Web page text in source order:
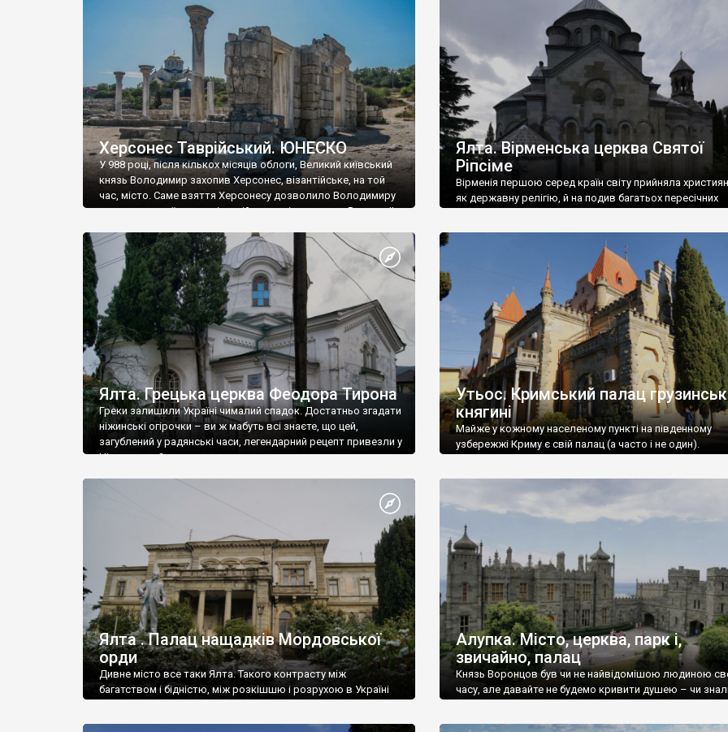
візантійської доби. Раритети викрадені з фондів об’єкту
культурної спадщини ЮНЕСКО «Херсонеса Таврійського».
Офіційно – на виставку «Золото Візантії», але експерти та
влада в Україні вважають це лише […]
називаються «повстяками» (postaki)…” “Вино. Крим
виробляє відмінне вино і його вдосталь: воно все
легке біле і дуже […]
Херсонес Таврійський. ЮНЕСКО
У 988 році, після кількох місяців облоги, Великий київський
князь Володимир захопив Херсонес, візантійське, на той
час, місто. Саме взяття Херсонесу дозволило Володимиру
диктувати свої умови візантійському імператору Василю ІІ,
Херсонесі Володимир-язичник, став Василем-
християнином. А потім було Хрещення Русі. На честь
Херсонесу Таврійського названо місто […]
Ялта. Вірменська церква Святої
Ріпсіме
Вірменія першою серед країн світу прийняла
як державну релігію, й на подив багатьох пересічних
Ялта. Грецька церква Феодора Тирона
Греки залишили Україні чималий спадок. Достатньо згадати
ніжинські огірочки – ви ж мабуть всі знаєте, що цей,
загублений у радянські часи, легендарний рецепт привезли у
Ніжин греки?
Утьос. Кримський палац
княгині
Майже у кожному населеному пункті на південному
узбережжі Криму є свій палац (а часто і не один).
Ялта . Палац нащадків Мордовської
орди
Дивне місто все таки Ялта. Такого контрасту між
багатством і бідністю, між розкішшю і розрухою в Україні
Алупка. Місто, церква, парк і,
звичайно, палац
Князь Воронцов був чи не найвідомішою людиною
часу, але давайте не будемо кривити душею – чи